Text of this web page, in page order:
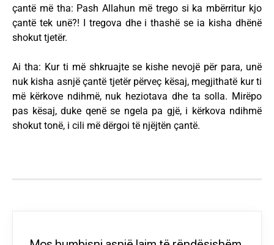
çantë më tha: Pash Allahun më trego si ka mbërritur kjo
çantë tek unë?! I tregova dhe i thashë se ia kisha dhënë
shokut tjetër.
Ai tha: Kur ti më shkruajte se kishe nevojë për para, unë
nuk kisha asnjë çantë tjetër përveç kësaj, megjithatë kur ti
më kërkove ndihmë, nuk heziotava dhe ta solla. Mirëpo
pas kësaj, duke qenë se ngela pa gjë, i kërkova ndihmë
shokut tonë, i cili më dërgoi të njëjtën çantë.